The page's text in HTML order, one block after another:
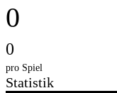
0
0
pro Spiel
Statistik